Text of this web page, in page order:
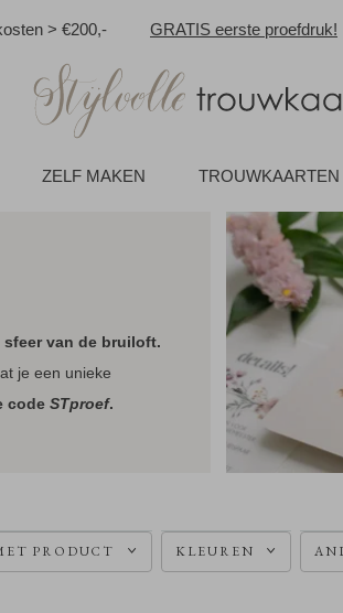
> €200,- GRATIS eerste proefdruk!
ZELF MAKEN TROUWKAARTEN
van de bruiloft.
je een unieke
code STproef.
PRODUCT KLEUREN